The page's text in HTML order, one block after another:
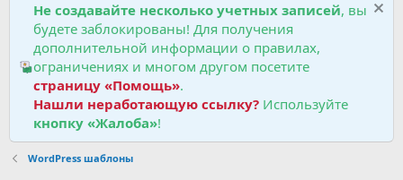
Не создавайте несколько учетных записей, вы
будете заблокированы! Для получения
дополнительной информации о правилах,
ограничениях и многом другом посетите
страницу «Помощь».
Нашли неработающую ссылку? Используйте
кнопку «Жалоба»!
WordPress шаблоны